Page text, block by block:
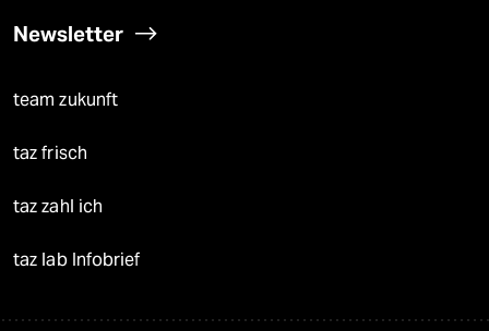
Newsletter
team zukunft
taz frisch
taz zahl ich
taz lab Infobrief